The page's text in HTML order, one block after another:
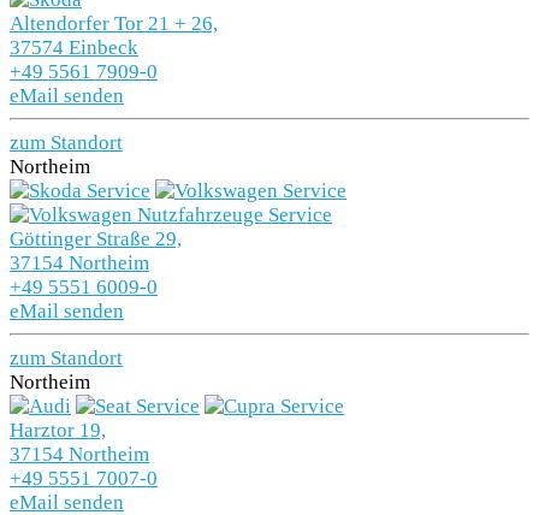
Altendorfer Tor 21 + 26,
37574 Einbeck
+49 5561 7909-0
eMail senden
zum Standort
Northeim
Göttinger Straße 29,
37154 Northeim
+49 5551 6009-0
eMail senden
zum Standort
Northeim
Harztor 19,
37154 Northeim
+49 5551 7007-0
eMail senden